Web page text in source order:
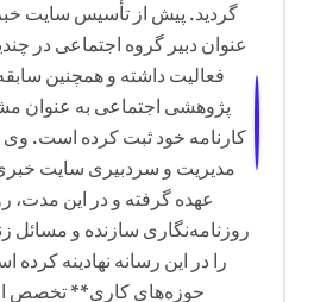
گردید. پیش از تأسیس سایت
عنوان دبیر گروه اجتماعی در
فعالیت داشته و همچنین
پژوهشی اجتماعی به عنوان
مدیریت و سردبیری سایت
عهده گرفته و در این مدت،
روزنامه‌نگاری سازنده و مسائل
را در این رسانه نهادینه
حوزه‌های کاری** تخصص